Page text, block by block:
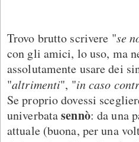
Trovo brutto scrivere "se
con gli amici, lo uso, ma
assolutamente usare dei
"altrimenti", "in caso
Se proprio dovessi
univerbatasennò: da una
attuale (buona, per una